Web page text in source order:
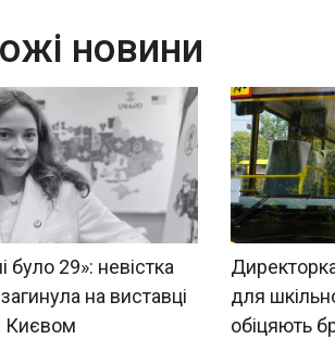
новини
було 29»: невістка
на виставці
Києвом
для
обіцяють